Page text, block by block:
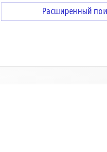
Расширенный